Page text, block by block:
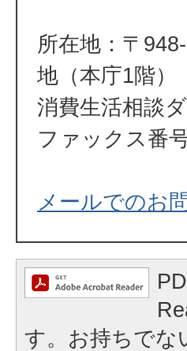
所在地：〒
地（本庁1階）
消費生活相談
ファックス番
メールでのお
す。お持ちでな